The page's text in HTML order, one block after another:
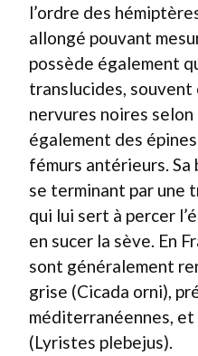
l’ordre des
allongé pouvant
possède également
translucides, souvent
nervures noires selon
également des
fémurs antérieurs. Sa
se terminant par une
qui lui sert à percer
en sucer la sève. En
sont généralement
grise (Cicada orni),
méditerranéennes,
(Lyristes plebejus).